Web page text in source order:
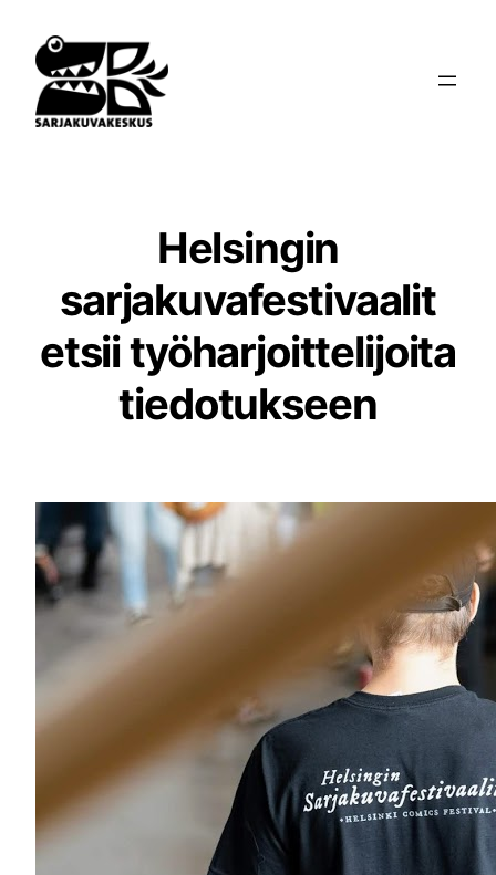
sisältöön
Helsingin
sarjakuvafestivaalit
etsii työharjoittelijoita
tiedotukseen